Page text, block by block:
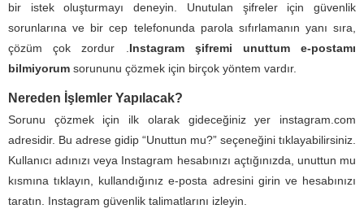
bir istek oluşturmayı deneyin. Unutulan şifreler için güvenlik
sorunlarına ve bir cep telefonunda parola sıfırlamanın yanı sıra,
çözüm çok zordur .Instagram şifremi unuttum e-postamı
bilmiyorum sorununu çözmek için birçok yöntem vardır.
Nereden İşlemler Yapılacak?
Sorunu çözmek için ilk olarak gideceğiniz yer instagram.com
adresidir. Bu adrese gidip “Unuttun mu?” seçeneğini tıklayabilirsiniz.
Kullanıcı adınızı veya Instagram hesabınızı açtığınızda, unuttun mu
kısmına tıklayın, kullandığınız e-posta adresini girin ve hesabınızı
taratın. Instagram güvenlik talimatlarını izleyin.